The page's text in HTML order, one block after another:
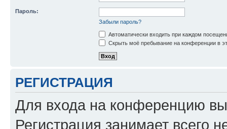
Пароль:
Забыли пароль?
Автоматически входить при каждом
Скрыть моё пребывание на конференции в
РЕГИСТРАЦИЯ
Для входа на конференцию
Регистрация занимает всего